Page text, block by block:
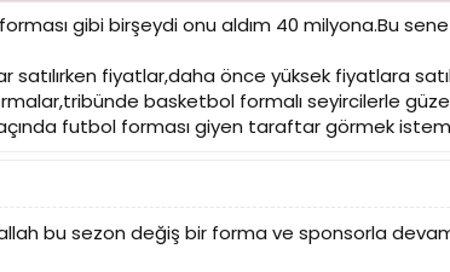
gibi birşeydi onu aldım 40 milyona.Bu
satılırken fiyatlar,daha önce yüksek fiyatlara
basketbol formalı seyircilerle
futbol forması giyen taraftar görmek
bu sezon değiş bir forma ve sponsorla